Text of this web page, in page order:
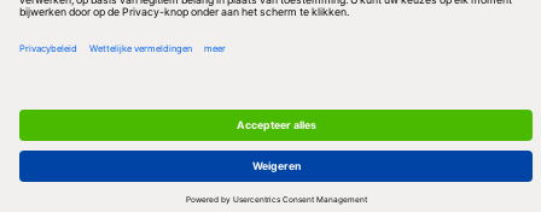
Algemene Voorwaarden & Copyrights